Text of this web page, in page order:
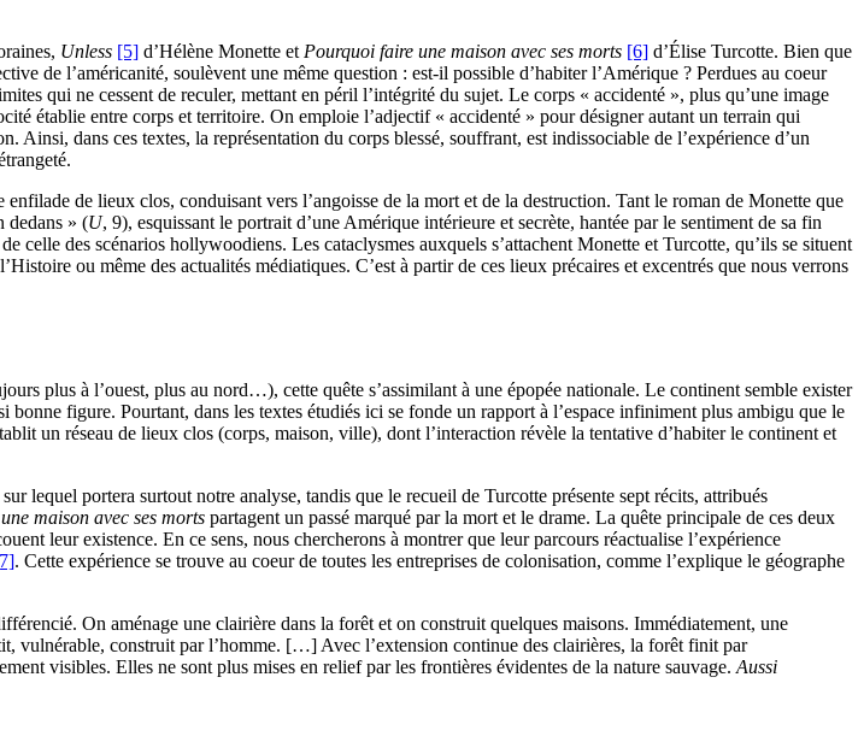
Unless [5] d’Hélène Monette et Pourquoi faire une maison avec ses morts [6] d’Élise Turcotte. Bien que
de l’américanité, soulèvent une même question : est-il possible d’habiter l’Amérique ? Perdues au coeur
qui ne cessent de reculer, mettant en péril l’intégrité du sujet. Le corps « accidenté », plus qu’une image
établie entre corps et territoire. On emploie l’adjectif « accidenté » pour désigner autant un terrain qui
dans ces textes, la représentation du corps blessé, souffrant, est indissociable de l’expérience d’un
de lieux clos, conduisant vers l’angoisse de la mort et de la destruction. Tant le roman de Monette que
dedans » (U, 9), esquissant le portrait d’une Amérique intérieure et secrète, hantée par le sentiment de sa fin
celle des scénarios hollywoodiens. Les cataclysmes auxquels s’attachent Monette et Turcotte, qu’ils se situent
ou même des actualités médiatiques. C’est à partir de ces lieux précaires et excentrés que nous verrons
plus à l’ouest, plus au nord…), cette quête s’assimilant à une épopée nationale. Le continent semble exister
figure. Pourtant, dans les textes étudiés ici se fonde un rapport à l’espace infiniment plus ambigu que le
un réseau de lieux clos (corps, maison, ville), dont l’interaction révèle la tentative d’habiter le continent et
lequel portera surtout notre analyse, tandis que le recueil de Turcotte présente sept récits, attribués
maison avec ses morts partagent un passé marqué par la mort et le drame. La quête principale de ces deux
leur existence. En ce sens, nous chercherons à montrer que leur parcours réactualise l’expérience
. Cette expérience se trouve au coeur de toutes les entreprises de colonisation, comme l’explique le géographe
On aménage une clairière dans la forêt et on construit quelques maisons. Immédiatement, une
vulnérable, construit par l’homme. […] Avec l’extension continue des clairières, la forêt finit par
visibles. Elles ne sont plus mises en relief par les frontières évidentes de la nature sauvage. Aussi